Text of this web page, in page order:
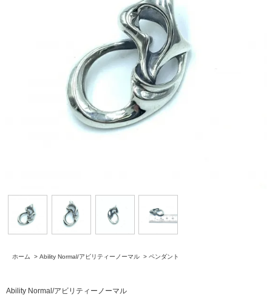
ホーム > Ability Normal/アビリティーノーマル > ペンダント
Ability Normal/アビリティーノーマル